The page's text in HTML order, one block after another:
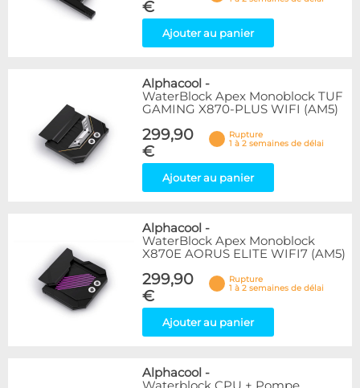
€
Ajouter au panier
Alphacool -
WaterBlock Apex Monoblock TUF
GAMING X870-PLUS WIFI (AM5)
299,90
€
Rupture
1 à 2 semaines de délai
Ajouter au panier
Alphacool -
WaterBlock Apex Monoblock
X870E AORUS ELITE WIFI7 (AM5)
299,90
€
Rupture
1 à 2 semaines de délai
Ajouter au panier
Alphacool -